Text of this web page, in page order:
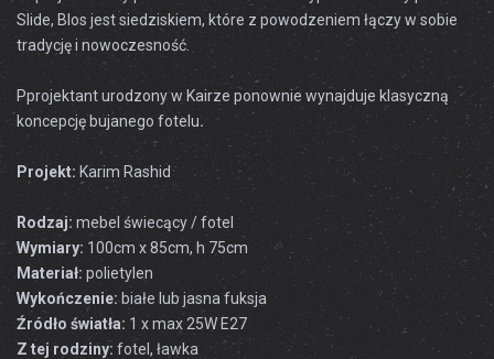
Slide, Blos jestsiedziskiem, które z powodzeniem łączy w sobie
tradycjęi nowoczesność
Pprojektanturodzony w Kairze ponownie wynajduje klasyczną
koncepcję bujanego fotelu.
Projekt: Karim Rashid
Rodzaj: mebel świecący / fotel
Wymiary: 100cm x 85cm, h 75cm
Materiał: polietylen
Wykończenie:białe lub jasna fuksja
Źródło światła: 1 x max 25W E27
Z tej rodziny: fotel, ławka